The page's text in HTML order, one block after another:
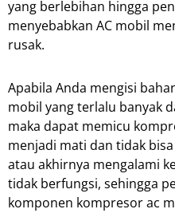
yang berlebihan hingga
menyebabkan AC mobil
rusak.
Apabila Anda mengisi
mobil yang terlalu banyak
maka dapat memicu
menjadi mati dan tidak
atau akhirnya mengalami
tidak berfungsi, sehingga
komponen kompresor ac